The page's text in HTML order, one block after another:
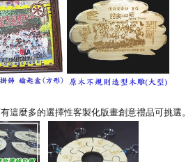
這麼多的選擇性客製化版畫創意禮品可挑選。